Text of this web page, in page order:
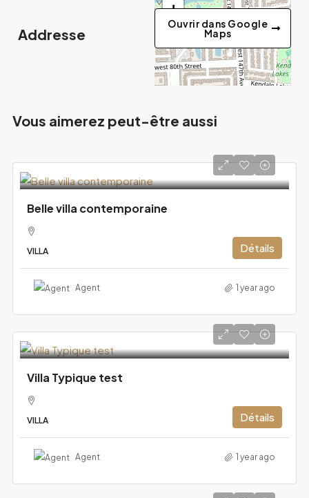
Addresse
+
−
contributors
Ouvrir dans Google
Maps
Vous aimerez peut-être aussi
Belle villa contemporaine
VILLA Détails
Agent 1 year ago
Villa Typique test
VILLA Détails
Agent 1 year ago